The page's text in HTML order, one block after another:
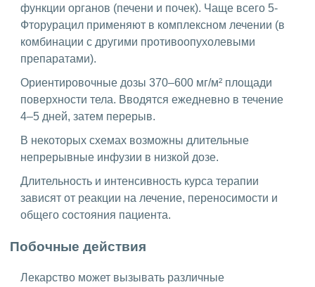
функции органов (печени и почек). Чаще всего 5-
Фторурацил применяют в комплексном лечении (в
комбинации с другими противоопухолевыми
препаратами).
Ориентировочные дозы 370–600 мг/м² площади
поверхности тела. Вводятся ежедневно в течение
4–5 дней, затем перерыв.
В некоторых схемах возможны длительные
непрерывные инфузии в низкой дозе.
Длительность и интенсивность курса терапии
зависят от реакции на лечение, переносимости и
общего состояния пациента.
Побочные действия
Лекарство может вызывать различные